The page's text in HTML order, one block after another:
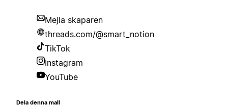
Mejla skaparen
threads.com/@smart_notion
TikTok
Instagram
YouTube
Dela denna mall